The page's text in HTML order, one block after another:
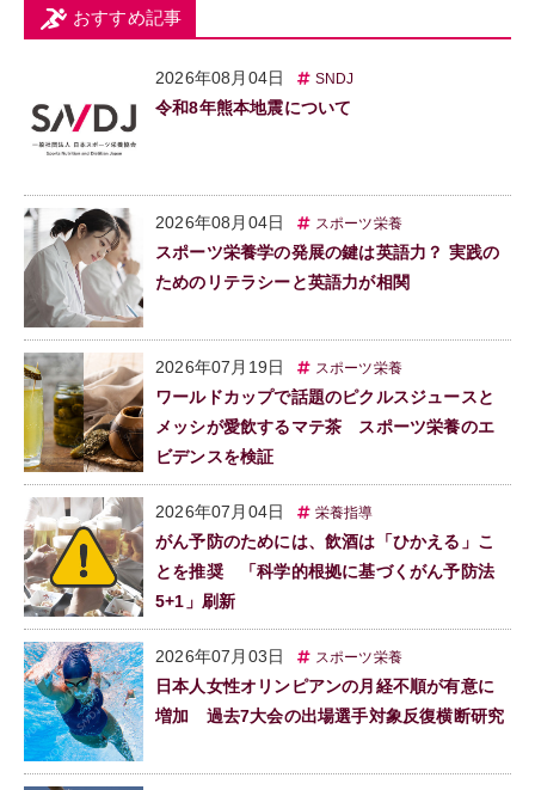
おすすめ記事
2026年08月04日 SNDJ
令和8年熊本地震について
2026年08月04日 スポーツ栄養
スポーツ栄養学の発展の鍵は英語力？ 実践の
ためのリテラシーと英語力が相関
2026年07月19日 スポーツ栄養
ワールドカップで話題のピクルスジュースと
メッシが愛飲するマテ茶 スポーツ栄養のエ
ビデンスを検証
2026年07月04日 栄養指導
がん予防のためには、飲酒は「ひかえる」こ
とを推奨 「科学的根拠に基づくがん予防法
5+1」刷新
2026年07月03日 スポーツ栄養
日本人女性オリンピアンの月経不順が有意に
増加 過去7大会の出場選手対象反復横断研究